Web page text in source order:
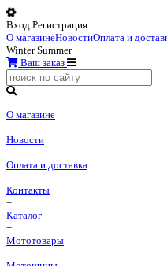
Вход Регистрация
О магазинеНовостиОплата и
WinterSummer
Ваш заказ
О магазине
Новости
Оплата и доставка
Контакты
+
Каталог
+
Мототовары